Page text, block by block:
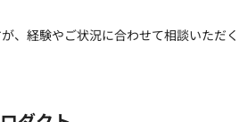
、経験やご状況に合わせて相談いただく